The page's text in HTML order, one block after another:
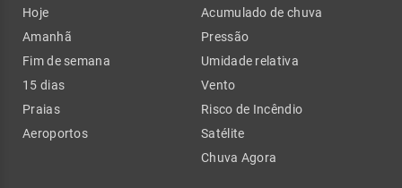
Hoje
Amanhã
Fim de semana
15 dias
Praias
Aeroportos
Acumulado de chuva
Pressão
Umidade relativa
Vento
Risco de Incêndio
Satélite
Chuva Agora